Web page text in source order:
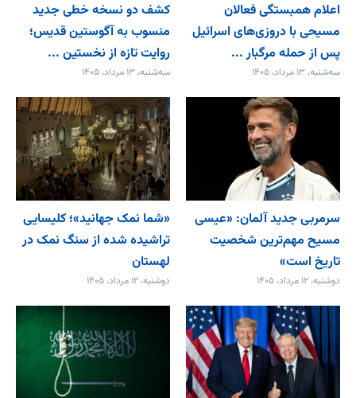
اعلام همبستگی فعالان
مسیحی با دروزی‌های اسرائیل
پس از حمله مرگبار ...
سه‌شنبه، ۱۳ مرداد، ۱۴۰۵
کشف دو نسخه خطی جدید
منسوب به آگوستین قدیس؛
روایت تازه از نخستین ...
سه‌شنبه، ۱۳ مرداد، ۱۴۰۵
سرمربی جدید آلمان: «عیسی
مسیح مهم‌ترین شخصیت
تاریخ است»
دوشنبه، ۱۲ مرداد، ۱۴۰۵
«شما نمک جهانید»؛ کلیسایی
تراشیده شده از سنگ نمک در
لهستان
دوشنبه، ۱۲ مرداد، ۱۴۰۵